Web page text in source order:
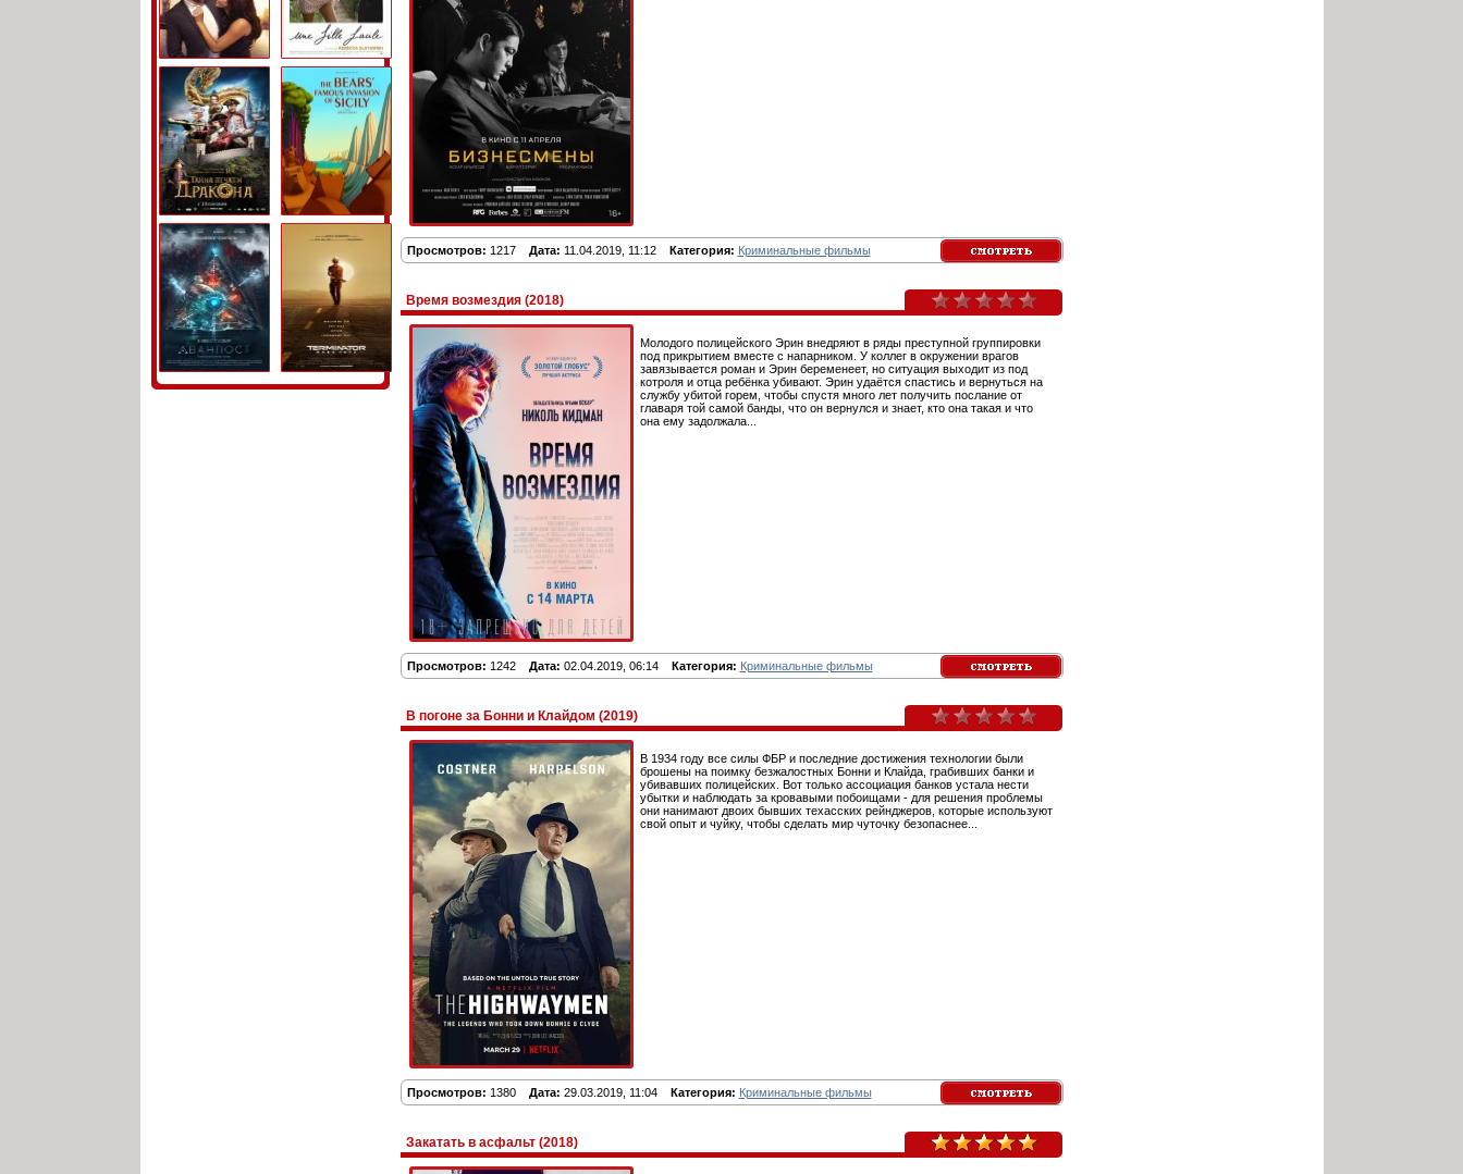
Просмотров: 1217 Дата: 11.04.2019, 11:12 Категория: Криминальные фильмы
Время возмездия (2018)
Молодого полицейского Эрин внедряют в ряды преступной группировки
под прикрытием вместе с напарником. У коллег в окружении врагов
завязывается роман и Эрин беременеет, но ситуация выходит из под
котроля и отца ребёнка убивают. Эрин удаётся спастись и вернуться на
службу убитой горем, чтобы спустя много лет получить послание от
главаря той самой банды, что он вернулся и знает, кто она такая и что
она ему задолжала...
Просмотров: 1242 Дата: 02.04.2019, 06:14 Категория: Криминальные фильмы
В погоне за Бонни и Клайдом (2019)
В 1934 году все силы ФБР и последние достижения технологии были
брошены на поимку безжалостных Бонни и Клайда, грабивших банки и
убивавших полицейских. Вот только ассоциация банков устала нести
убытки и наблюдать за кровавыми побоищами - для решения проблемы
они нанимают двоих бывших техасских рейнджеров, которые используют
свой опыт и чуйку, чтобы сделать мир чуточку безопаснее...
Просмотров: 1380 Дата: 29.03.2019, 11:04 Категория: Криминальные фильмы
Закатать в асфальт (2018)